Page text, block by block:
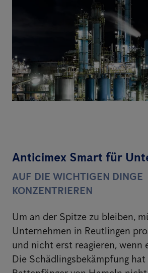
Anticimex Smart für
AUF DIE WICHTIGEN DINGE
KONZENTRIEREN
Um an der Spitze zu bleiben,
Unternehmen in Reutlingen
und nicht erst reagieren, wenn
Die Schädlingsbekämpfung